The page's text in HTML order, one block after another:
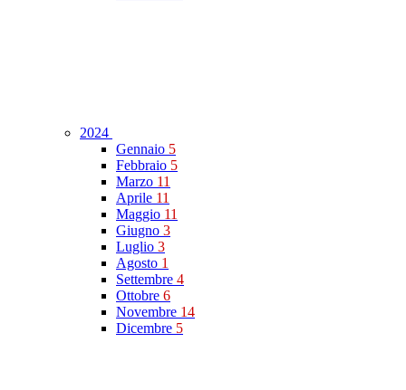
2024
Gennaio 5
Febbraio 5
Marzo 11
Aprile 11
Maggio 11
Giugno 3
Luglio 3
Agosto 1
Settembre 4
Ottobre 6
Novembre 14
Dicembre 5